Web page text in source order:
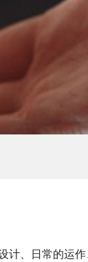
计、日常的运